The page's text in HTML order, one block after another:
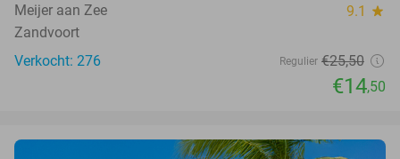
Meijer aan Zee 9.1 star
Zandvoort
Verkocht: 276
Regulier €25,50
€14,50